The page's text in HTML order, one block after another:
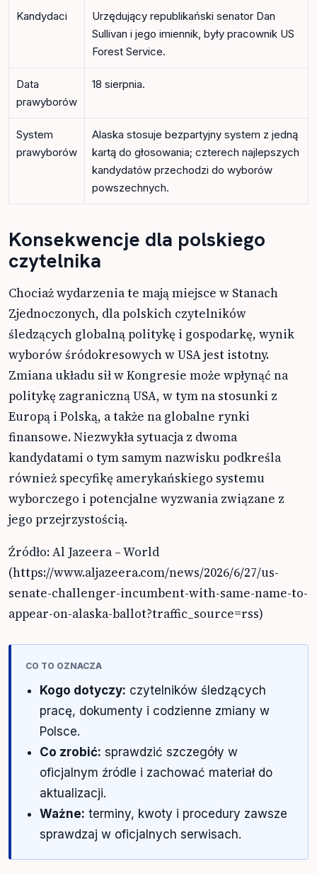
Kandydaci
Urzędujący republikański senator Dan
Sullivan i jego imiennik, były pracownik US
Forest Service.
Data
prawyborów
18 sierpnia.
System
prawyborów
Alaska stosuje bezpartyjny system z jedną
kartą do głosowania; czterech najlepszych
kandydatów przechodzi do wyborów
powszechnych.
Konsekwencje dla polskiego
czytelnika
Chociaż wydarzenia te mają miejsce w Stanach
Zjednoczonych, dla polskich czytelników
śledzących globalną politykę i gospodarkę, wynik
wyborów śródokresowych w USA jest istotny.
Zmiana układu sił w Kongresie może wpłynąć na
politykę zagraniczną USA, w tym na stosunki z
Europą i Polską, a także na globalne rynki
finansowe. Niezwykła sytuacja z dwoma
kandydatami o tym samym nazwisku podkreśla
również specyfikę amerykańskiego systemu
wyborczego i potencjalne wyzwania związane z
jego przejrzystością.
Źródło: Al Jazeera – World
(https://www.aljazeera.com/news/2026/6/27/us-
senate-challenger-incumbent-with-same-name-to-
appear-on-alaska-ballot?traffic_source=rss)
CO TO OZNACZA
Kogo dotyczy: czytelników śledzących
pracę, dokumenty i codzienne zmiany w
Polsce.
Co zrobić: sprawdzić szczegóły w
oficjalnym źródle i zachować materiał do
aktualizacji.
Ważne: terminy, kwoty i procedury zawsze
sprawdzaj w oficjalnych serwisach.